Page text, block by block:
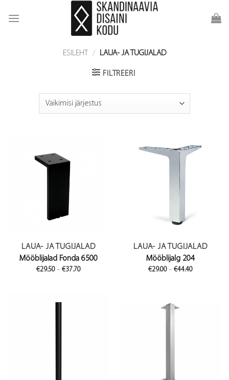
ESILEHT / LAUA- JA TUGIJALAD
FILTREERI
LAUA- JA TUGIJALAD
Mööblijalad Fonda 6500
€29.50 – €37.70Price
LAUA- JA TUGIJALAD
Mööblijalg 204
€29.00 – €44.40Price